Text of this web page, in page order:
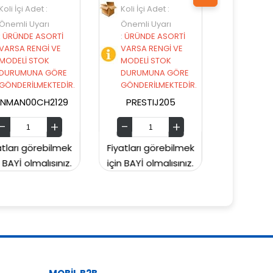
Koli İçi Adet :
Önemli Uyarı
: ÜRÜNDE ASORTİ
VARSA RENGİ VE
MODELİ STOK
DURUMUNA GÖRE
GÖNDERİLMEKTEDİR.
PRESTIJ205
Fiyatları görebilmek
için BAYİ olmalısınız.
Koli İçi Adet :
Önemli Uyarı
: ÜRÜNDE ASORTİ
VARSA RENGİ VE
MODELİ STOK
DURUMUNA GÖRE
GÖNDERİLMEKTEDİR.
PRESTIJ203
Fiyatları görebilmek
için BAYİ olmalısınız.